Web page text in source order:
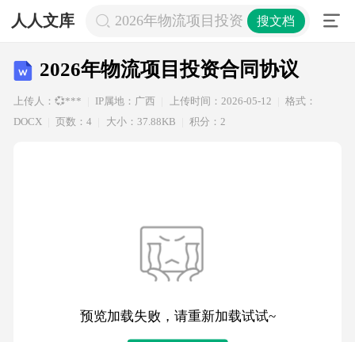
人人文库 2026年物流项目投资合同协议
搜文档
2026年物流项目投资合同协议
上传人：💞*** IP属地：广西 上传时间：2026-05-12
格式：
DOCX
页数：4 大小：37.88KB 积分：2
预览加载失败，请重新加载试试~